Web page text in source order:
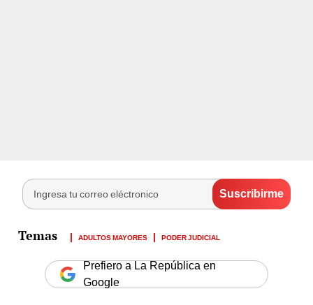
ADULTOS MAYORES PODER JUDICIAL
Prefiero a La República en
Google